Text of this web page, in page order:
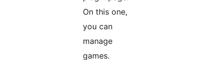
On this one,
you can
manage
games.